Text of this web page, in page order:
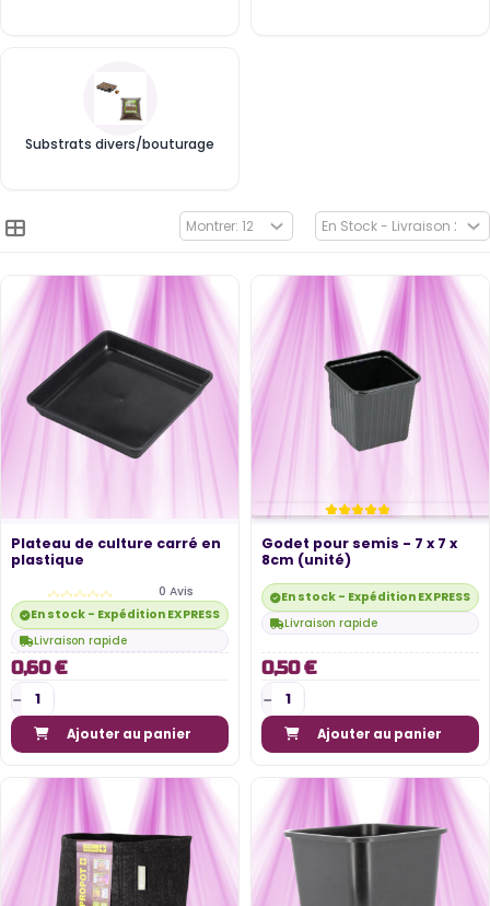
Substrats divers/bouturage
Plateau de culture carré en
plastique
0 Avis
En stock - Expédition EXPRESS disponible
Livraison rapide
0,60 €
Ajouter au panier
Godet pour semis - 7 x 7 x
8cm (unité)
En stock - Expédition EXPRESS
Livraison rapide
0,50 €
Ajouter au panier